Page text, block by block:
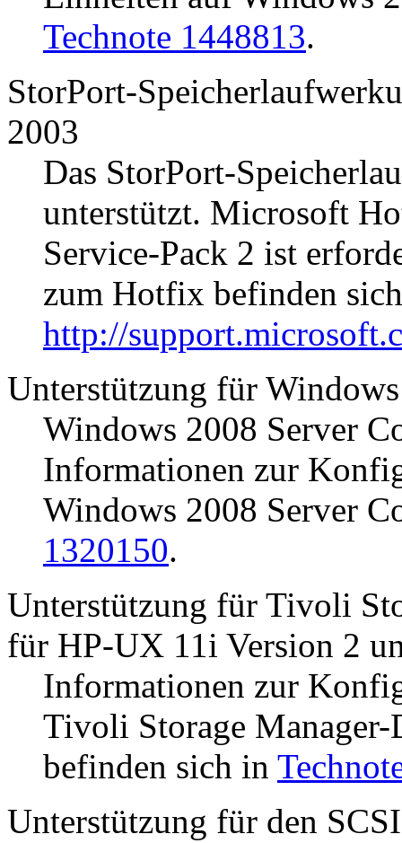
Technote 1448813.
StorPort-
2003
Das StorPort-
unterstützt. Microsoft
Service-Pack 2 ist
zum Hotfix befinden
http://
Unterstützung für
Windows 2008 Server
Informationen zur
Windows 2008 Server
1320150.
Unterstützung für Tivoli
für HP-UX 11i Version 2
Informationen zur
Tivoli Storage Manager-
befinden sich in
Unterstützung für den